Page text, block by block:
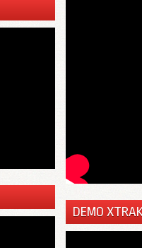
DEMO